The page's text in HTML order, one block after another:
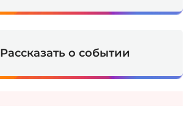
Рассказать о событии